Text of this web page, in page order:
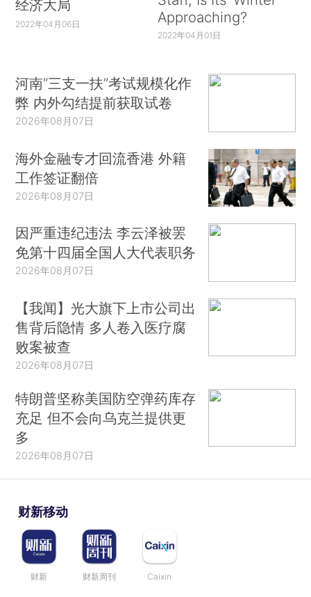
经济大局
2022年04月06日
Approaching?
2022年04月01日
河南“三支一扶”考试规模化作
弊 内外勾结提前获取试卷
2026年08月07日
海外金融专才回流香港 外籍
工作签证翻倍
2026年08月07日
因严重违纪违法 李云泽被罢
免第十四届全国人大代表职务
2026年08月07日
【我闻】光大旗下上市公司出
售背后隐情 多人卷入医疗腐
败案被查
2026年08月07日
特朗普坚称美国防空弹药库存
充足 但不会向乌克兰提供更
多
2026年08月07日
财新移动
财新 财新周刊 Caixin